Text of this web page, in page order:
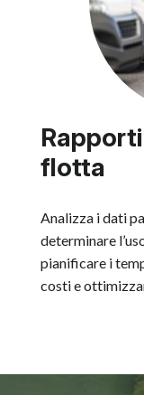
flotta
Analizza i dati
determinare
pianificare i
costi e